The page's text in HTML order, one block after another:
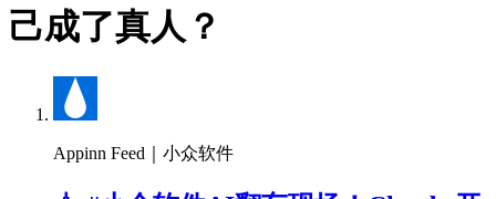
己成了真人？
Appinn Feed｜小众软件